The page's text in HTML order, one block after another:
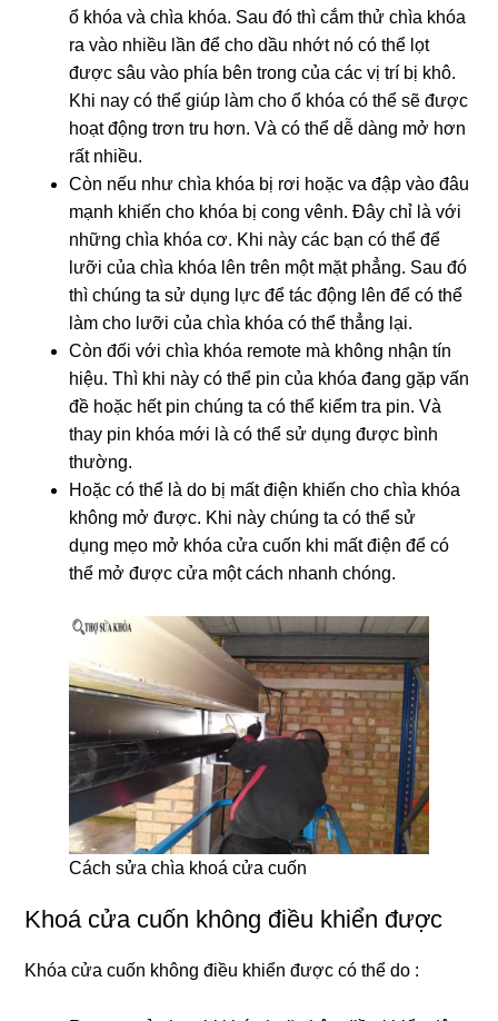
ổ khóa và chìa khóa. Sau đó thì cắm thử chìa khóa
ra vào nhiều lần để cho dầu nhớt nó có thể lọt
được sâu vào phía bên trong của các vị trí bị khô.
Khi nay có thể giúp làm cho ổ khóa có thể sẽ được
hoạt động trơn tru hơn. Và có thể dễ dàng mở hơn
rất nhiều.
Còn nếu như chìa khóa bị rơi hoặc va đập vào đâu
mạnh khiến cho khóa bị cong vênh. Đây chỉ là với
những chìa khóa cơ. Khi này các bạn có thể để
lưỡi của chìa khóa lên trên một mặt phẳng. Sau đó
thì chúng ta sử dụng lực để tác động lên để có thể
làm cho lưỡi của chìa khóa có thể thẳng lại.
Còn đối với chìa khóa remote mà không nhận tín
hiệu. Thì khi này có thể pin của khóa đang gặp vấn
đề hoặc hết pin chúng ta có thể kiểm tra pin. Và
thay pin khóa mới là có thể sử dụng được bình
thường.
Hoặc có thể là do bị mất điện khiến cho chìa khóa
không mở được. Khi này chúng ta có thể sử
dụng mẹo mở khóa cửa cuốn khi mất điện để có
thể mở được cửa một cách nhanh chóng.
Cách sửa chìa khoá cửa cuốn
Khoá cửa cuốn không điều khiển được
Khóa cửa cuốn không điều khiển được có thể do :